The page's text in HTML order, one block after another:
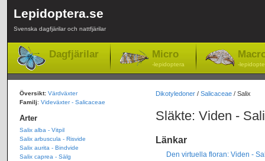
Lepidoptera.se
Svenska dagfjärilar och nattfjärilar
Dagfjärilar Micro
-lepidoptera -
Dikotyledoner/ Salicaceae/ Salix
Släkte: Viden -
Länkar
Den virtuella floran: Viden -
Översikt: Värdväxter
Familj: Videväxter - Salicaceae
Arter
Salix alba - Vitpil
Salix arbuscula - Risvide
Salix aurita - Bindvide
Salix caprea - Sälg